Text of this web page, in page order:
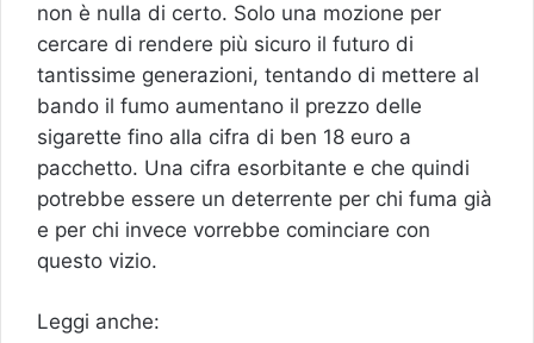
non è nulla di certo. Solo una mozione per
cercare di rendere più sicuro il futuro di
tantissime generazioni, tentando di mettere al
bando il fumo aumentano il prezzo delle
sigarette fino alla cifra di ben 18 euro a
pacchetto. Una cifra esorbitante e che quindi
potrebbe essere un deterrente per chi fuma già
e per chi invece vorrebbe cominciare con
questo vizio.
Leggi anche: